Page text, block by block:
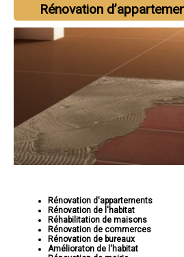
Rénovation
Rénovation d'appartements
Rénovation de l'habitat
Réhabilitation de maisons
Rénovation de commerces
Rénovation de bureaux
Amélioraton de l'habitat